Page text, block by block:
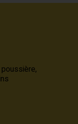
poussière,